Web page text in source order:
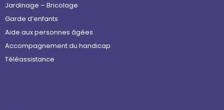
Jardinage – Bricolage
Garde d’enfants
Aide aux personnes âgées
Accompagnement du handicap
Téléassistance